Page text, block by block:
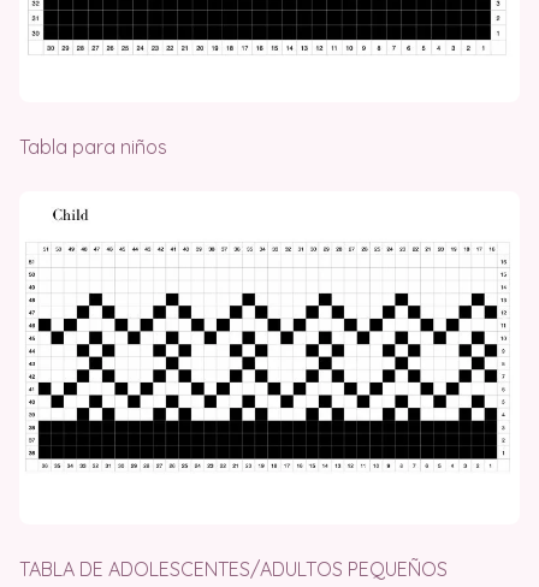
Tabla para niños
TABLA DE ADOLESCENTES/ADULTOS PEQUEÑOS